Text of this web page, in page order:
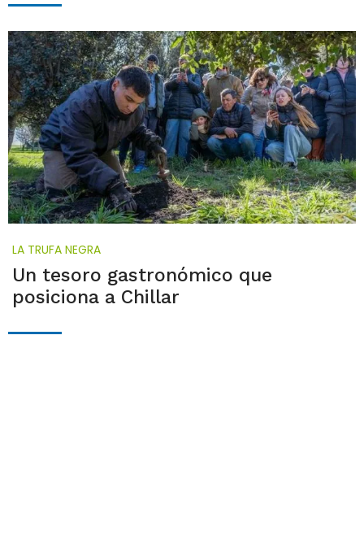
LA TRUFA NEGRA
Un tesoro gastronómico que
posiciona a Chillar